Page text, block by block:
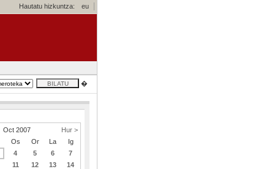
Hautatu hizkuntza:
eu
�
Oct 2007
Hur >
Os Or La
Ig
4 5 6
7
11 12 13
14